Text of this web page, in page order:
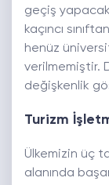
geçiş
kaçıncı
henüz
verilmemiştir.
değişkenlik
Turizm
Ülkemizin üç
alanında